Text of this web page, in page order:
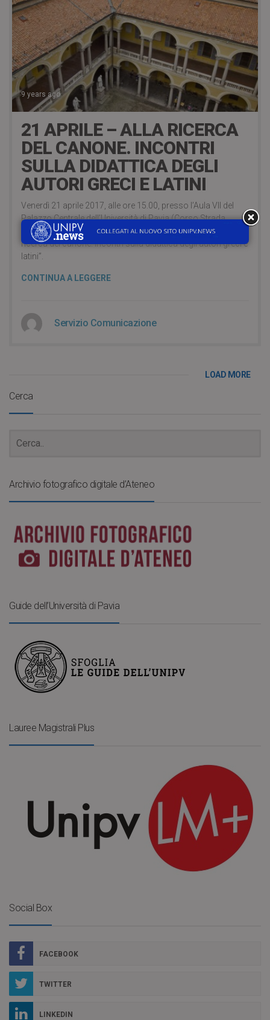
9 years ago
21 APRILE – ALLA RICERCA
DEL CANONE. INCONTRI
SULLA DIDATTICA DEGLI
AUTORI GRECI E LATINI
Venerdì 21 aprile 2017, alle ore 15.00, presso l’Aula VII del
Palazzo Centrale dell’Università di Pavia (Corso Strada
Nuova, 65), si terrà il quinto appuntamento del ciclo “Alla
ricerca del canone. Incontri sulla didattica degli autori greci e
latini”.
CONTINUA A LEGGERE
Servizio Comunicazione
LOAD MORE
Cerca
Archivio fotografico digitale d’Ateneo
Guide dell’Università di Pavia
Lauree Magistrali Plus
Social Box
FACEBOOK
TWITTER
LINKEDIN